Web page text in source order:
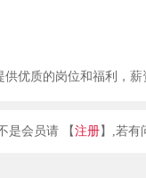
优质的岗位和福利，薪
是会员请 【注册